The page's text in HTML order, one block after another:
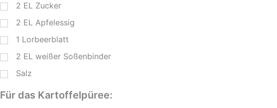
2 EL Zucker
2 EL Apfelessig
1 Lorbeerblatt
2 EL weißer Soßenbinder
Salz
Für das Kartoffelpüree: